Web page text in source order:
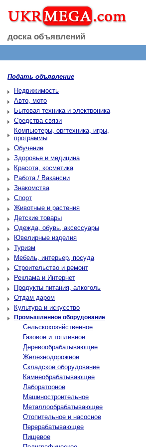
доска объявлений
Подать объявление
Недвижимость
Авто, мото
Бытовая техника и электроника
Средства связи
Компьютеры, оргтехника, игры,
программы
Обучение
Здоровье и медицина
Красота, косметика
Работа / Вакансии
Знакомства
Спорт
Животные и растения
Детские товары
Одежда, обувь, аксессуары
Ювелирные изделия
Туризм
Мебель, интерьер, посуда
Строительство и ремонт
Реклама и Интернет
Продукты питания, алкоголь
Отдам даром
Культура и искусство
Промышленное оборудование
Сельскохозяйственное
Газовое и топливное
Деревообрабатывающее
Железнодорожное
Складское оборудование
Камнеобрабатывающее
Лабораторное
Машиностроительное
Металлообрабатывающее
Отопительное и насосное
Перерабатывающее
Пищевое